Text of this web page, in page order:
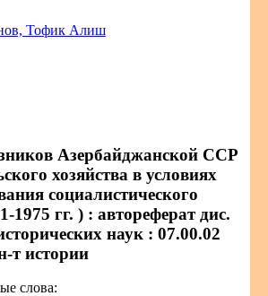
Тофик Алиш
Азербайджанской ССР
хозяйства в условиях
социалистического
1975 гг. ) : автореферат дис.
наук : 07.00.02
истории
слова: